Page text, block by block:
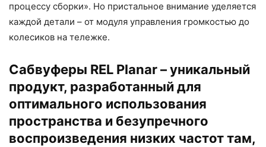
процессу сборки». Но пристальное внимание уделяется
каждой детали – от модуля управления громкостью до
колесиков на тележке.
Сабвуферы REL Planar – уникальный
продукт, разработанный для
оптимального использования
пространства и безупречного
воспроизведения низких частот там,